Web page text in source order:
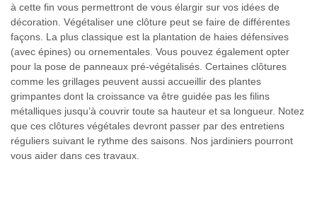
à cette fin vous permettront de vous élargir sur vos idées de
décoration. Végétaliser une clôture peut se faire de différentes
façons. La plus classique est la plantation de haies défensives
(avec épines) ou ornementales. Vous pouvez également opter
pour la pose de panneaux pré-végétalisés. Certaines clôtures
comme les grillages peuvent aussi accueillir des plantes
grimpantes dont la croissance va être guidée pas les filins
métalliques jusqu’à couvrir toute sa hauteur et sa longueur. Notez
que ces clôtures végétales devront passer par des entretiens
réguliers suivant le rythme des saisons. Nos jardiniers pourront
vous aider dans ces travaux.